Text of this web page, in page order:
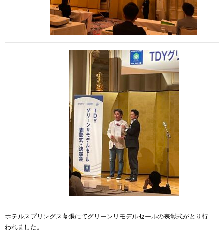
ホテルスプリングス幕張にてグリーンリモデルセールの表彰式がとり行
われました。